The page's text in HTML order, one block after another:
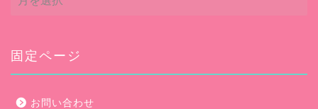
ー
ブ
固定ページ
お問い合わせ